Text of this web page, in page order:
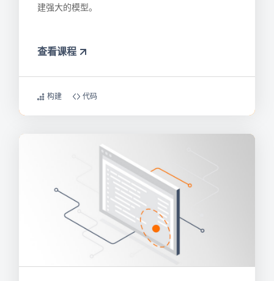
建强大的模型。
查看课程
构建 代码